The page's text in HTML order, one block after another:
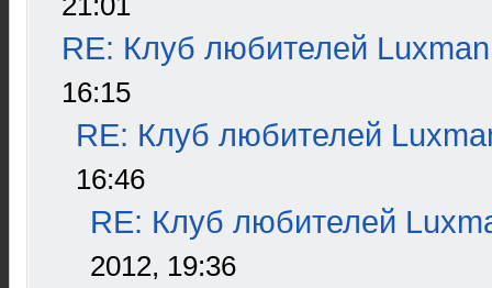
RE: Клуб любителей Luxman
16:15
RE: Клуб любителей
16:46
RE: Клуб любителей
2012, 19:36